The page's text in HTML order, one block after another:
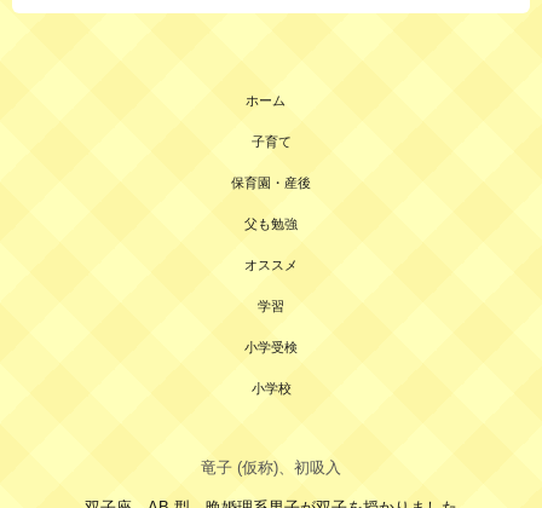
ホーム
子育て
保育園・産後
父も勉強
オススメ
学習
小学受検
小学校
竜子 (仮称)、初吸入